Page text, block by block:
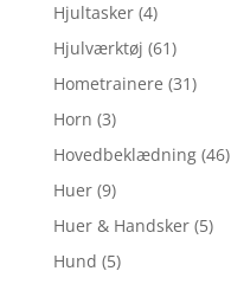
Hjultasker (4)
Hjulværktøj (61)
Hometrainere (31)
Horn (3)
Hovedbeklædning (46)
Huer (9)
Huer & Handsker (5)
Hund (5)